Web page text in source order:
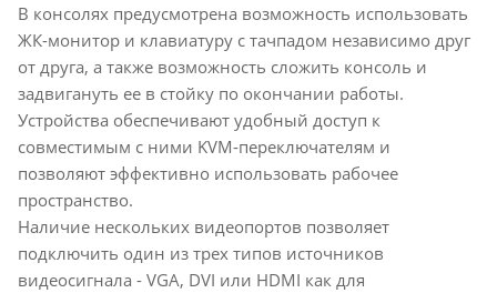
В консолях предусмотрена возможность использовать
ЖК-монитор и клавиатуру с тачпадом независимо друг
от друга, а также возможность сложить консоль и
задвигануть ее в стойку по окончании работы.
Устройства обеспечивают удобный доступ к
совместимым c ними KVM-переключателям и
позволяют эффективно использовать рабочее
пространство.
Наличие нескольких видеопортов позволяет
подключить один из трех типов источников
видеосигнала - VGA, DVI или HDMI как для